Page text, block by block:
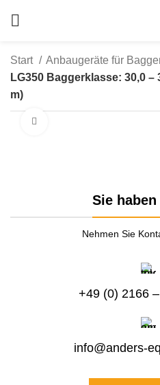
Start Anbaugeräte für
LG350 Baggerklasse: 30,0 –
m)
Sie
Nehmen Sie
+49 (0) 2166
info@anders-